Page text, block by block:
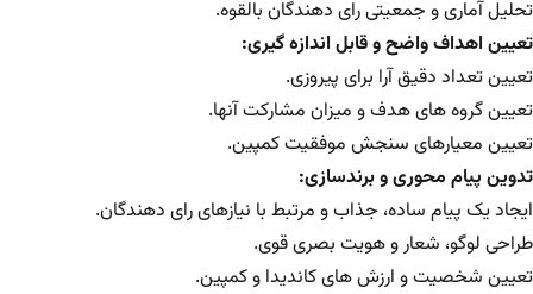
تحلیل آماری و جمعیتی رای دهندگان بالقوه.
تعیین اهداف واضح و قابل اندازه گیری:
تعیین تعداد دقیق آرا برای پیروزی.
تعیین گروه های هدف و میزان مشارکت آنها.
تعیین معیارهای سنجش موفقیت کمپین.
تدوین پیام محوری و برندسازی:
ایجاد یک پیام ساده، جذاب و مرتبط با نیازهای رای دهندگان.
طراحی لوگو، شعار و هویت بصری قوی.
تعیین شخصیت و ارزش های کاندیدا و کمپین.